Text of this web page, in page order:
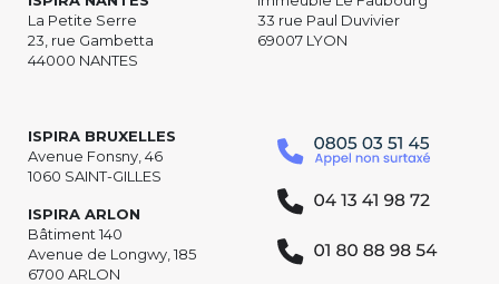
La Petite Serre
23, rue Gambetta
44000 NANTES
33 rue Paul Duvivier
69007 LYON
ISPIRA BRUXELLES
Avenue Fonsny, 46
1060 SAINT-GILLES
ISPIRA ARLON
Bâtiment 140
Avenue de Longwy, 185
6700 ARLON